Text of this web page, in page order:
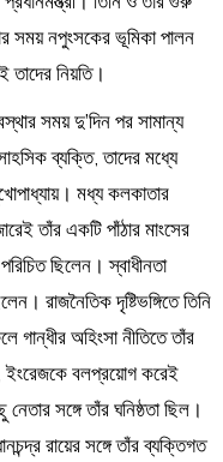
সময় নপুংসকের ভূমিকা পালন
তাদের নিয়তি।
সময় দু’দিন পর সামান্য
ব্যক্তি, তাদের মধ্যে
মধ্য কলকাতার
তাঁর একটি পাঁঠার মাংসের
ছিলেন। স্বাধীনতা
রাজনৈতিক দৃষ্টিভঙ্গিতে তিনি
গান্ধীর অহিংসা নীতিতে তাঁর
ইংরেজকে বলপ্রয়োগ করেই
সঙ্গে তাঁর ঘনিষ্ঠতা ছিল।
রায়ের সঙ্গে তাঁর ব্যক্তিগত